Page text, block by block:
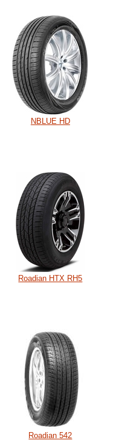
NBLUE HD
Roadian HTX RH5
Roadian 542